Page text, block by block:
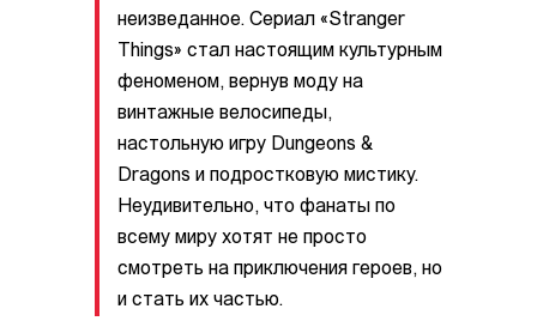
неизведанное. Сериал «Stranger
Things» стал настоящим культурным
феноменом, вернув моду на
винтажные велосипеды,
настольную игру Dungeons &
Dragons и подростковую мистику.
Неудивительно, что фанаты по
всему миру хотят не просто
смотреть на приключения героев, но
и стать их частью.